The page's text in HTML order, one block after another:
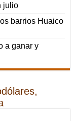
julio
barrios Huaico
a ganar y